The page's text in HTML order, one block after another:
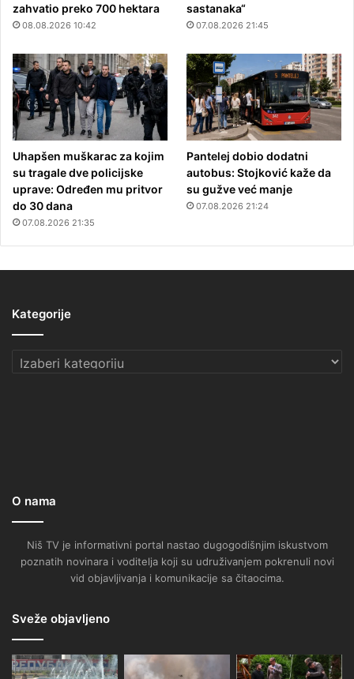
zahvatio preko 700 hektara
08.08.2026 10:42
sastanaka“
07.08.2026 21:45
Uhapšen muškarac za kojim
su tragale dve policijske
uprave: Određen mu pritvor
do 30 dana
07.08.2026 21:35
Pantelej dobio dodatni
autobus: Stojković kaže da
su gužve već manje
07.08.2026 21:24
Kategorije
Kategorije
O nama
Niš TV je informativni portal nastao dugogodišnjim iskustvom
poznatih novinara i voditelja koji su udruživanjem pokrenuli novi
vid objavljivanja i komunikacije sa čitaocima.
Sveže objavljeno